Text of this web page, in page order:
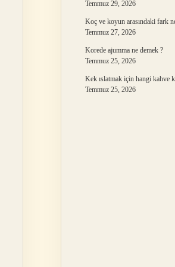
Temmuz 29, 2026
Koç ve koyun arasındaki fark
Temmuz 27, 2026
Korede ajumma ne demek ?
Temmuz 25, 2026
Kek ıslatmak için hangi kahve
Temmuz 25, 2026